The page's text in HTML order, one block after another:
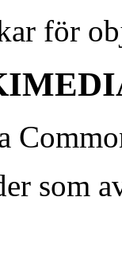
för
som